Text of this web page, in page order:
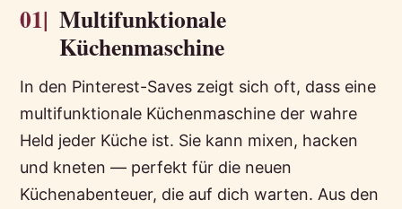
01| Multifunktionale
Küchenmaschine
In den Pinterest-Saves zeigt sich oft, dass eine
multifunktionale Küchenmaschine der wahre
Held jeder Küche ist. Sie kann mixen, hacken
und kneten — perfekt für die neuen
Küchenabenteuer, die auf dich warten. Aus den